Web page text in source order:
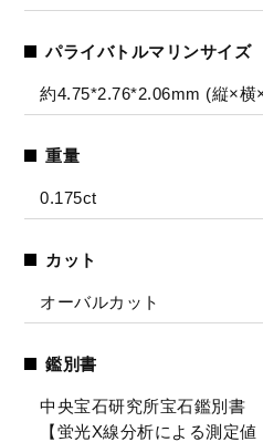
パライバトルマリンサイズ
約4.75*2.76*2.06mm (縦×横
重量
0.175ct
カット
オーバルカット
鑑別書
中央宝石研究所宝石鑑別書
【蛍光X線分析による測定